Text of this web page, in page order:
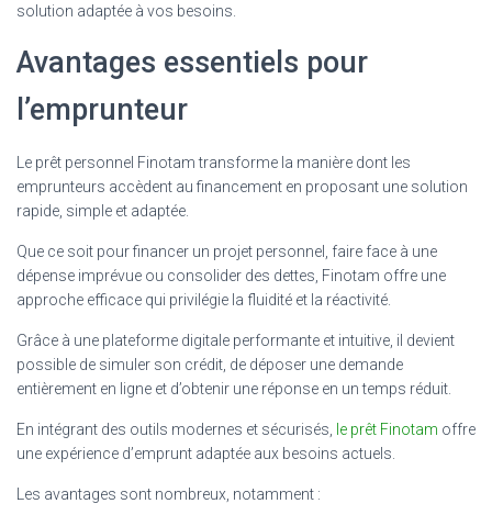
solution adaptée à vos besoins.
Avantages essentiels pour
l’emprunteur
Le prêt personnel Finotam transforme la manière dont les
emprunteurs accèdent au financement en proposant une solution
rapide, simple et adaptée.
Que ce soit pour financer un projet personnel, faire face à une
dépense imprévue ou consolider des dettes, Finotam offre une
approche efficace qui privilégie la fluidité et la réactivité.
Grâce à une plateforme digitale performante et intuitive, il devient
possible de simuler son crédit, de déposer une demande
entièrement en ligne et d’obtenir une réponse en un temps réduit.
En intégrant des outils modernes et sécurisés, le prêt Finotam offre
une expérience d’emprunt adaptée aux besoins actuels.
Les avantages sont nombreux, notamment :